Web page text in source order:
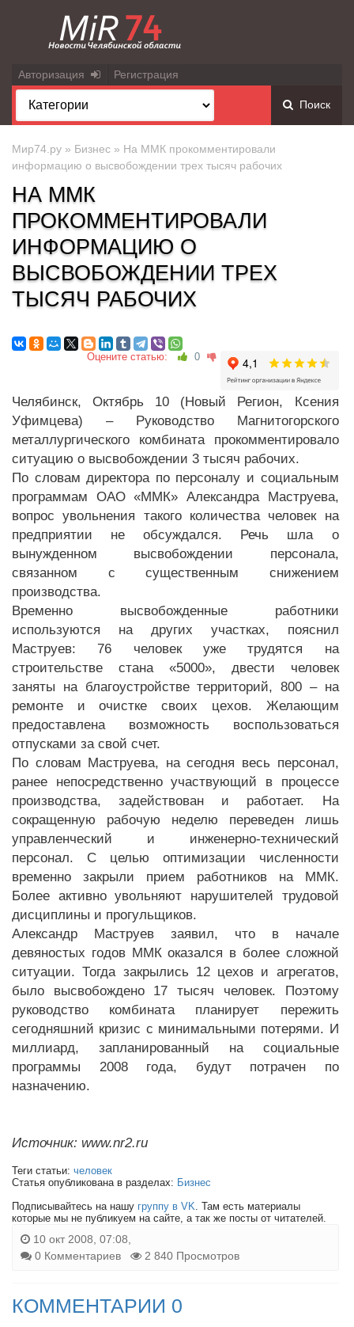
Авторизация Регистрация
Поиск
Мир74.ру » Бизнес » На ММК прокомментировали
информацию о высвобождении трех тысяч рабочих
НА ММК
ПРОКОММЕНТИРОВАЛИ
ИНФОРМАЦИЮ О
ВЫСВОБОЖДЕНИИ ТРЕХ
ТЫСЯЧ РАБОЧИХ
Оцените статью: 0
Челябинск, Октябрь 10 (Новый Регион, Ксения
Уфимцева) – Руководство Магнитогорского
металлургического комбината прокомментировало
ситуацию о высвобождении 3 тысяч рабочих.
По словам директора по персоналу и социальным
программам ОАО «ММК» Александра Маструева,
вопрос увольнения такого количества человек на
предприятии не обсуждался. Речь шла о
вынужденном высвобождении персонала,
связанном с существенным снижением
производства.
Временно высвобожденные работники
используются на других участках, пояснил
Маструев: 76 человек уже трудятся на
строительстве стана «5000», двести человек
заняты на благоустройстве территорий, 800 – на
ремонте и очистке своих цехов. Желающим
предоставлена возможность воспользоваться
отпусками за свой счет.
По словам Маструева, на сегодня весь персонал,
ранее непосредственно участвующий в процессе
производства, задействован и работает. На
сокращенную рабочую неделю переведен лишь
управленческий и инженерно-технический
персонал. С целью оптимизации численности
временно закрыли прием работников на ММК.
Более активно увольняют нарушителей трудовой
дисциплины и прогульщиков.
Александр Маструев заявил, что в начале
девяностых годов ММК оказался в более сложной
ситуации. Тогда закрылись 12 цехов и агрегатов,
было высвобождено 17 тысяч человек. Поэтому
руководство комбината планирует пережить
сегодняшний кризис с минимальными потерями. И
миллиард, запланированный на социальные
программы 2008 года, будут потрачен по
назначению.
Источник: www.nr2.ru
Теги статьи: человек
Статья опубликована в разделах: Бизнес
Подписывайтесь на нашу группу в VK. Там есть материалы
которые мы не публикуем на сайте, а так же посты от читателей.
10 окт 2008, 07:08,
0 Комментариев
2 840 Просмотров
КОММЕНТАРИИ 0